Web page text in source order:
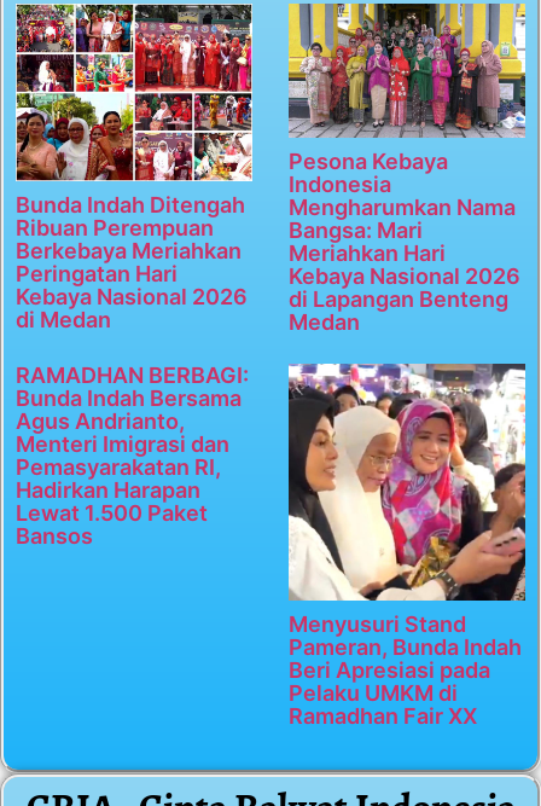
Bunda Indah Ditengah
Ribuan Perempuan
Berkebaya Meriahkan
Peringatan Hari
Kebaya Nasional 2026
di Medan
Pesona Kebaya
Indonesia
Mengharumkan Nama
Bangsa: Mari
Meriahkan Hari
Kebaya Nasional 2026
di Lapangan Benteng
Medan
RAMADHAN BERBAGI:
Bunda Indah Bersama
Agus Andrianto,
Menteri Imigrasi dan
Pemasyarakatan RI,
Hadirkan Harapan
Lewat 1.500 Paket
Bansos
Menyusuri Stand
Pameran, Bunda Indah
Beri Apresiasi pada
Pelaku UMKM di
Ramadhan Fair XX